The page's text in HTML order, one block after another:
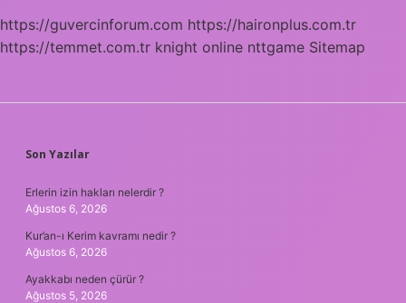
https://guvercinforum.com https://haironplus.com.tr
https://temmet.com.tr knight online nttgame Sitemap
SIDEBAR
Son Yazılar
Erlerin izin hakları nelerdir ?
Ağustos 6, 2026
Kur’an-ı Kerim kavramı nedir ?
Ağustos 6, 2026
Ayakkabı neden çürür ?
Ağustos 5, 2026